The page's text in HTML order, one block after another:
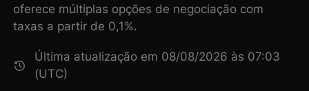
oferece múltiplas opções de negociação com
taxas a partir de 0,1%.
Última atualização em 08/08/2026 às 07:03
(UTC)